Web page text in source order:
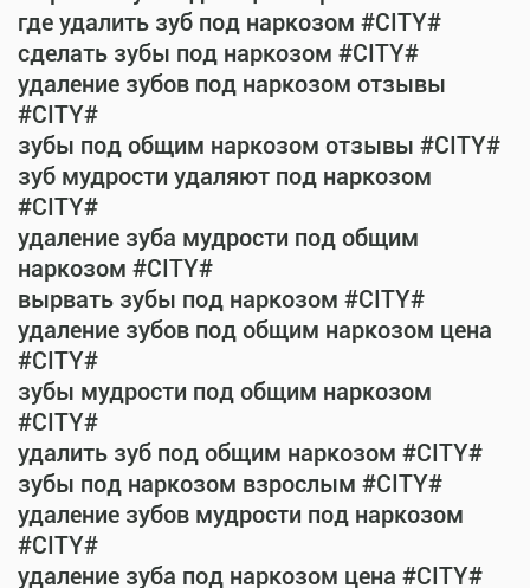
где удалить зуб под наркозом #CITY#
сделать зубы под наркозом #CITY#
удаление зубов под наркозом отзывы
#CITY#
зубы под общим наркозом отзывы #CITY#
зуб мудрости удаляют под наркозом
#CITY#
удаление зуба мудрости под общим
наркозом #CITY#
вырвать зубы под наркозом #CITY#
удаление зубов под общим наркозом цена
#CITY#
зубы мудрости под общим наркозом
#CITY#
удалить зуб под общим наркозом #CITY#
зубы под наркозом взрослым #CITY#
удаление зубов мудрости под наркозом
#CITY#
удаление зуба под наркозом цена #CITY#